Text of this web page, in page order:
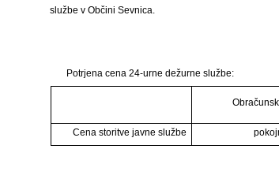
službe v Občini Sevnica.
Potrjena cena 24-urne dežurne službe:
Cena storitve javne službe